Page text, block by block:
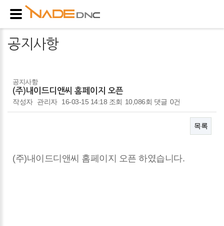
공지사항
공지사항
(주)내이드디앤씨 홈페이지 오픈
작성자 관리자 16-03-15 14:18 조회 10,086회 댓글 0건
목록
본문
(주)내이드디앤씨 홈페이지 오픈 하였습니다.